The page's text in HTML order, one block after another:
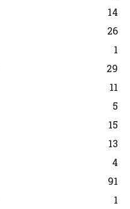
14
26
1
29
11
5
15
13
4
91
1